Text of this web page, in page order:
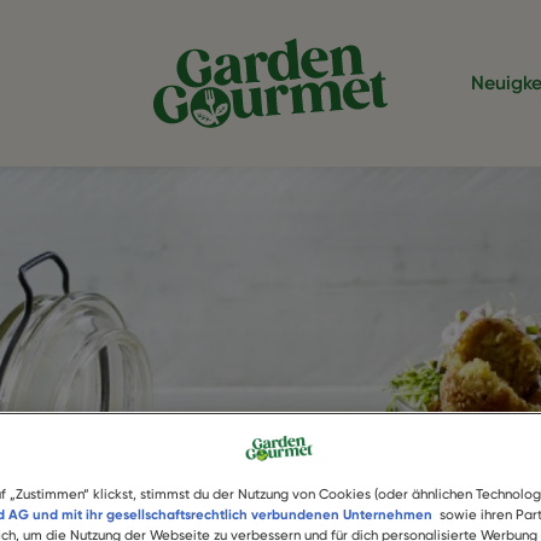
„Zustimmen“ klickst, stimmst du der Nutzung von Cookies (oder ähnlichen
AG und mit ihr gesellschaftsrechtlich verbundenen Unternehmen sowie ihren
um die Nutzung der Webseite zu verbessern und für dich personalisierte Werbung